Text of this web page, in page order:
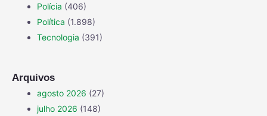
Polícia (406)
Política (1.898)
Tecnologia (391)
Arquivos
agosto 2026 (27)
julho 2026 (148)